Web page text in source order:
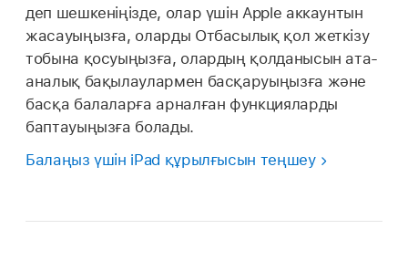
деп шешкеніңізде, олар үшін Apple аккаунтын
жасауыңызға, оларды Отбасылық қол жеткізу
тобына қосуыңызға, олардың қолданысын ата-
аналық бақылаулармен басқаруыңызға және
басқа балаларға арналған функцияларды
баптауыңызға болады.
Балаңыз үшін iPad құрылғысын теңшеу